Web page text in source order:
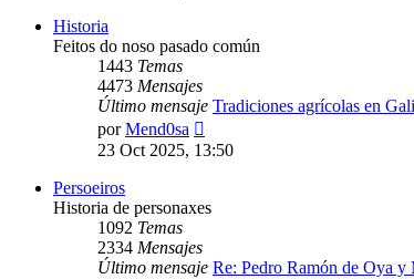
Historia
Feitos do noso pasado común
1443 Temas
4473 Mensajes
Último mensaje Tradiciones agrícolas en
porMend0sa
último
23 Oct 2025, 13:50
Persoeiros
Historia de personaxes
1092 Temas
2334 Mensajes
Último mensaje Re: Pedro Ramón de Oya